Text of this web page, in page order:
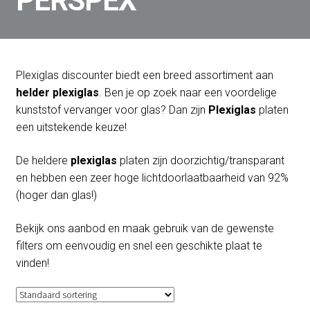
Plexiglas stofkap
Toebehoren
Bewerking
Bestelinformatie
Privacybeleid
Contact
Algemene Voorwaarden Plexiglasdiscounter.nl
Plexiglas discounter biedt een breed assortiment aan
helder plexiglas. Ben je op zoek naar een voordelige
kunststof vervanger voor glas? Dan zijn Plexiglas platen
een uitstekende keuze!
De heldere plexiglas platen zijn doorzichtig/transparant
en hebben een zeer hoge lichtdoorlaatbaarheid van 92%
(hoger dan glas!)
Bekijk ons aanbod en maak gebruik van de gewenste
filters om eenvoudig en snel een geschikte plaat te
vinden!